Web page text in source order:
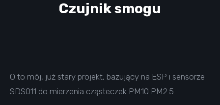
Czujnik smogu
O to mój, już stary projekt, bazujący na ESP i sensorze
SDS011 do mierzenia cząsteczek PM10 PM2.5.